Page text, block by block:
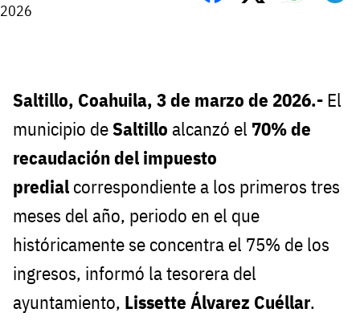
2026
Saltillo, Coahuila, 3 de marzo de 2026.- El
municipio deSaltillo alcanzó el 70% de
recaudación del impuesto
predial correspondiente a los primeros tres
meses del año, periodo en el que
históricamente se concentra el 75% de los
ingresos, informó la tesorera del
ayuntamiento, Lissette Álvarez Cuéllar.